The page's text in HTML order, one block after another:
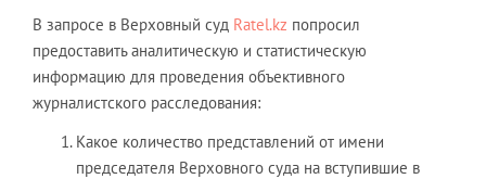
В запросе в Верховный суд Ratel.kz попросил
предоставить аналитическую и статистическую
информацию для проведения объективного
журналистского расследования:
Какое количество представлений от имени
председателя Верховного суда на вступившие в